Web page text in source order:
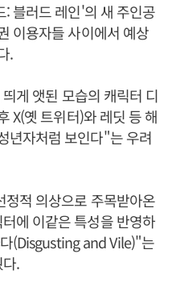
블러드 레인'의 새 주인공
이용자들 사이에서 예상
.
게 앳된 모습의 캐릭터 디
X(옛 트위터)와 레딧 등 해
년자처럼 보인다"는 우려
적 의상으로 주목받아온
에 이같은 특성을 반영하
(Disgusting and Vile)"는
.